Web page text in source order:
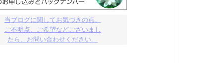
当ブログに関してお気づきの点、
ご不明点、ご希望などございまし
たら、お問い合わせください。